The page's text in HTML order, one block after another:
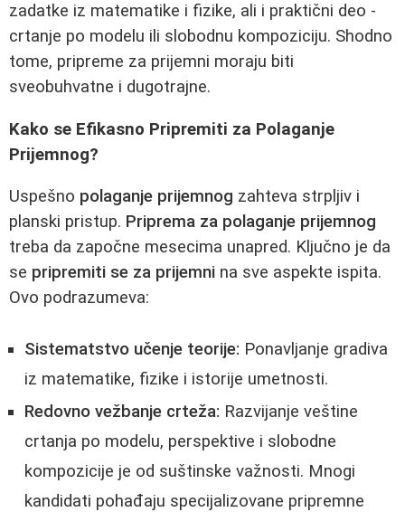
zadatke iz matematike i fizike, ali i praktični deo -
crtanje po modelu ili slobodnu kompoziciju. Shodno
tome, pripreme za prijemni moraju biti
sveobuhvatne i dugotrajne.
Kako se Efikasno Pripremiti za Polaganje
Prijemnog?
Uspešno polaganje prijemnog zahteva strpljiv i
planski pristup. Priprema za polaganje prijemnog
treba da započne mesecima unapred. Ključno je da
se pripremiti se za prijemni na sve aspekte ispita.
Ovo podrazumeva:
Sistematstvo učenje teorije: Ponavljanje gradiva
iz matematike, fizike i istorije umetnosti.
Redovno vežbanje crteža: Razvijanje veštine
crtanja po modelu, perspektive i slobodne
kompozicije je od suštinske važnosti. Mnogi
kandidati pohađaju specijalizovane pripremne